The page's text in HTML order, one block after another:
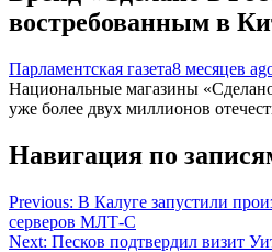
востребованным в
Парламентская газета8 месяцев
Национальные магазины
уже более двух миллионов
Навигация по
Previous: В Калуге запустили
серверов МЛТ-С
Next: Песков подтвердил визит